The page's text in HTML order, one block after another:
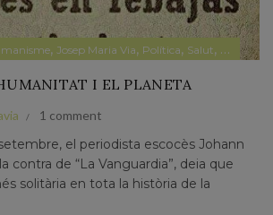
, Josep Maria Via, Política, Salut, Sistema
I EL PLANETA
1 comment
el periodista escocès Johann
contra de “La Vanguardia”, deia que
solitària en tota la història de la